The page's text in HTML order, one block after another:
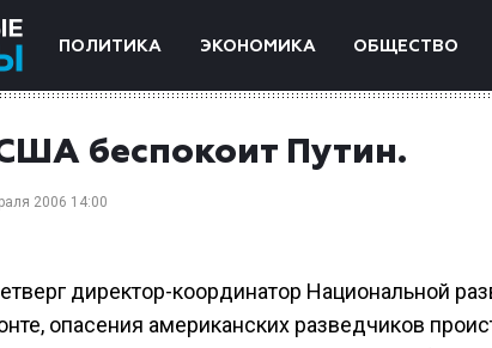
ПОЛИТИКА ЭКОНОМИКА ОБЩЕСТВО
беспокоит Путин.
2006 14:00
директор-координатор Национальной
опасения американских разведчиков